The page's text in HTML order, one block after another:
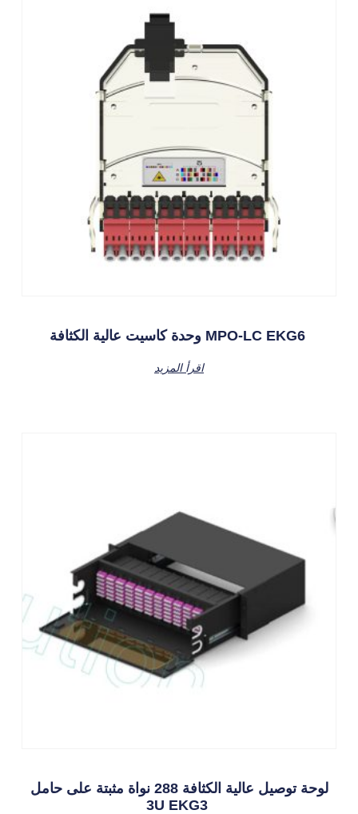
وحدة كاسيت عالية الكثافة MPO-LC EKG6
اقرأ المزيد
لوحة توصيل عالية الكثافة 288 نواة مثبتة على حامل
3U EKG3